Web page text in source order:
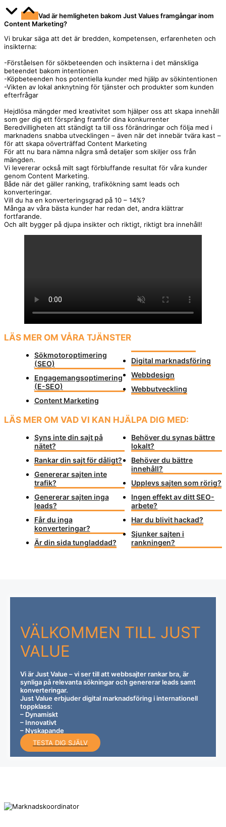
Vad är hemligheten bakom Just Values framgångar inom
Content Marketing?
Vi brukar säga att det är bredden, kompetensen, erfarenheten och
insikterna:
-Förståelsen för sökbeteenden och insikterna i det mänskliga
beteendet bakom intentionen
-Köpbeteenden hos potentiella kunder med hjälp av sökintentionen
-Vikten av lokal anknytning för tjänster och produkter som kunden
efterfrågar
Hejdlösa mängder med kreativitet som hjälper oss att skapa innehåll
som ger dig ett försprång framför dina konkurrenter
Beredvilligheten att ständigt ta till oss förändringar och följa med i
marknadens snabba utvecklingen – även när det innebär tvära kast –
för att skapa oöverträffad Content Marketing
För att nu bara nämna några små detaljer som skiljer oss från
mängden.
Vi levererar också milt sagt förbluffande resultat för våra kunder
genom Content Marketing.
Både när det gäller ranking, trafikökning samt leads och
konverteringar.
Vill du ha en konverteringsgrad på 10 – 14%?
Många av våra bästa kunder har redan det, andra klättrar
fortfarande.
Och allt bygger på djupa insikter och riktigt, riktigt bra innehåll!
LÄS MER OM VÅRA TJÄNSTER
Sökmotoroptimering
(SEO)
Engagemangsoptimering
(E-SEO)
Content Marketing
Digital marknadsföring
Webbdesign
Webbutveckling
LÄS MER OM VAD VI KAN HJÄLPA DIG MED:
Syns inte din sajt på
nätet?
Rankar din sajt för dåligt?
Genererar sajten inte
trafik?
Genererar sajten inga
leads?
Får du inga
konverteringar?
Är din sida tungladdad?
Behöver du synas bättre
lokalt?
Behöver du bättre
innehåll?
Upplevs sajten som rörig?
Ingen effekt av ditt SEO-
arbete?
Har du blivit hackad?
Sjunker sajten i
rankningen?
VÄLKOMMEN TILL JUST
VALUE
Vi är Just Value – vi ser till att webbsajter rankar bra, är
synliga på relevanta sökningar och genererar leads samt
konverteringar.
Just Value erbjuder digital marknadsföring i internationell
toppklass:
– Dynamiskt
– Innovativt
– Nyskapande
TESTA DIG SJÄLV